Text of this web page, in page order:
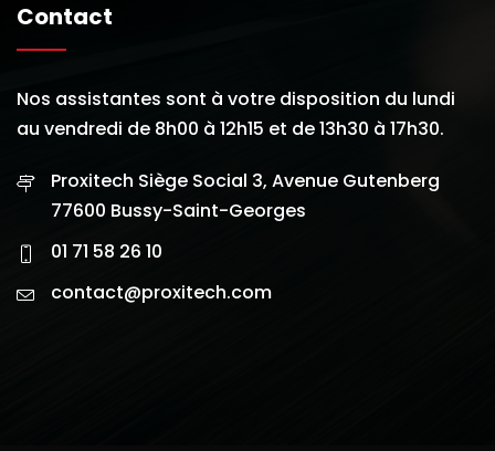
Contact
Nos assistantes sont à votre disposition du lundi
au vendredi de 8h00 à 12h15 et de 13h30 à 17h30.
Proxitech Siège Social 3, Avenue Gutenberg
77600 Bussy-Saint-Georges
01 71 58 26 10
contact@proxitech.com